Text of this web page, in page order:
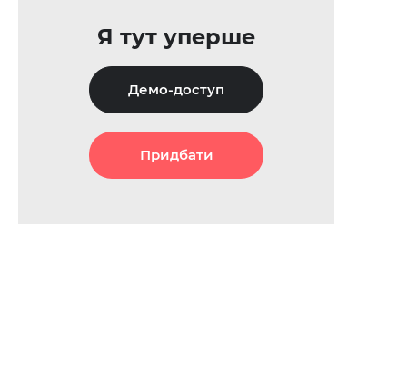
Я тут уперше
Демо-доступ
Придбати